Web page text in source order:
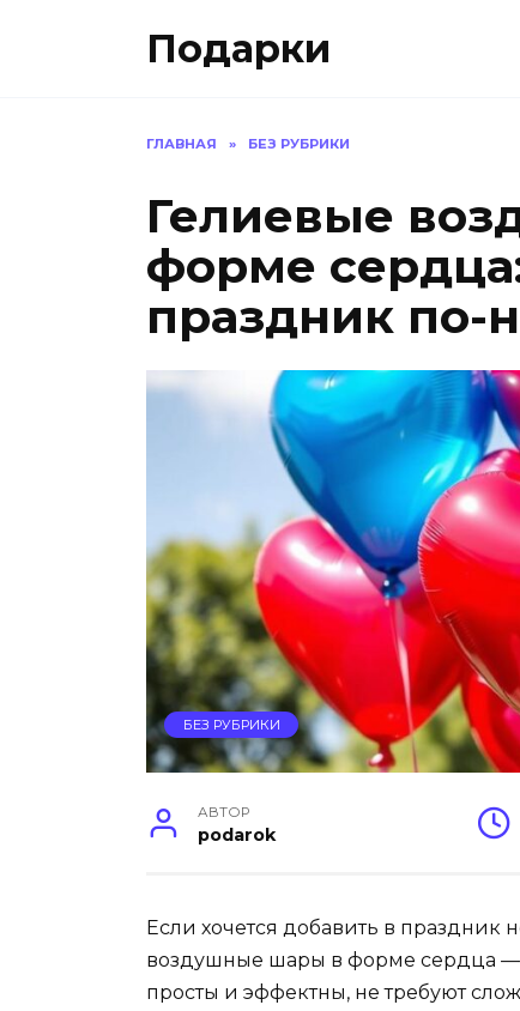
Подарки
ГЛАВНАЯ » БЕЗ РУБРИКИ
Гелиевые
форме
праздник по-
БЕЗ РУБРИКИ
АВТОР
podarok
Если хочется добавить в праздник
воздушные шары в форме сердца
просты и эффектны, не требуют